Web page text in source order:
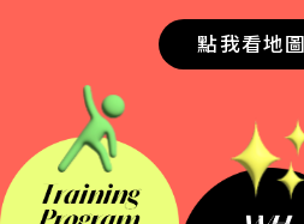
點我看地